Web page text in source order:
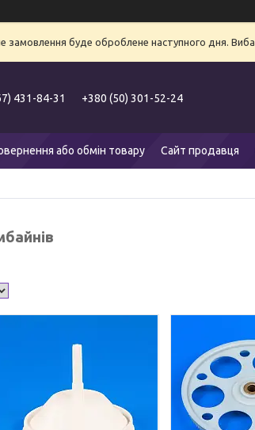
замовлення буде оброблене наступного дня.
431-84-31 +380 (50) 301-52-24
або обмін товару Сайт продавця